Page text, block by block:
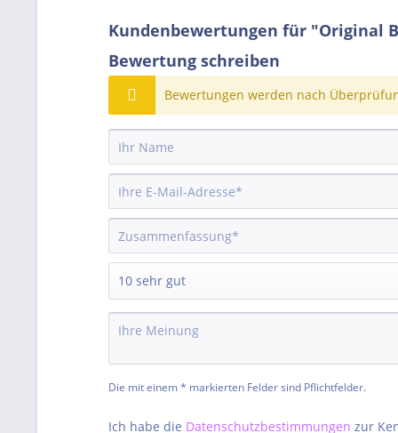
Kundenbewertungen für "Original
Bewertung schreiben
Bewertungen werden nach
Die mit einem * markierten Felder sind Pflichtfelder.
Ich habe die Datenschutzbestimmungen zur